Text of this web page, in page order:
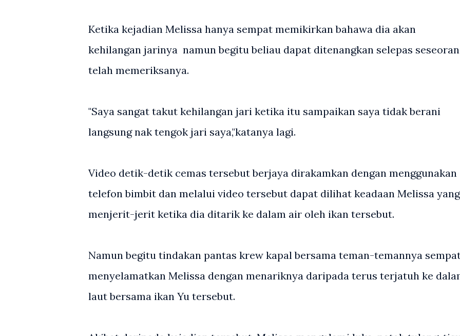
Ketika kejadian Melissa hanya sempat memikirkan bahawa dia akan
kehilangan jarinya namun begitu beliau dapat ditenangkan selepas
telah memeriksanya.
"Saya sangat takut kehilangan jari ketika itu sampaikan saya tidak berani
langsung nak tengok jari saya,"katanya lagi.
Video detik-detik cemas tersebut berjaya dirakamkan dengan menggunakan
telefon bimbit dan melalui video tersebut dapat dilihat keadaan Melissa yang
menjerit-jerit ketika dia ditarik ke dalam air oleh ikan tersebut.
Namun begitu tindakan pantas krew kapal bersama teman-temannya
menyelamatkan Melissa dengan menariknya daripada terus terjatuh ke
laut bersama ikan Yu tersebut.